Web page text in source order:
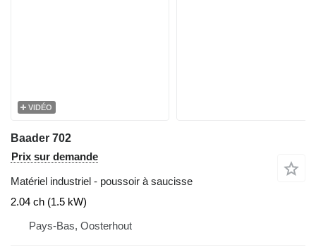
VIDÉO
Baader 702
Prix sur demande
Matériel industriel - poussoir à saucisse
2.04 ch (1.5 kW)
Pays-Bas, Oosterhout